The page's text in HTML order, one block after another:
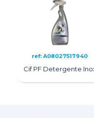
ref: A08027517940
Cif PF Detergente